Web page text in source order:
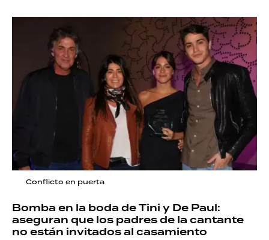
Conflicto en puerta
Bomba en la boda de Tini y De Paul:
aseguran que los padres de la cantante
no están invitados al casamiento